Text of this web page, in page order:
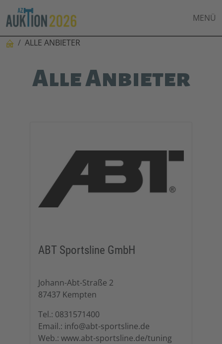
MENÜ
ALLE ANBIETER
Alle Anbieter
ABT Sportsline GmbH
Johann-Abt-Straße 2
87437 Kempten
Tel.: 0831571400
Email.: info@abt-sportsline.de
Web.: www.abt-sportsline.de/tuning